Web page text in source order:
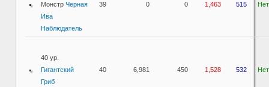
Монстр Черная
Ива
Наблюдатель
39 0 0 1,463 515 Нет
40 ур.
Гигантский
Гриб
40 6,981 450 1,528 532 Нет